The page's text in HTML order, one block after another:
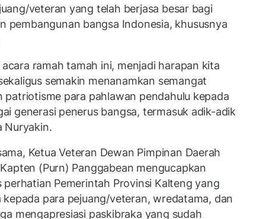
veteran yang telah berjasa besar bagi
pembangunan bangsa Indonesia, khususnya
acara ramah tamah ini, menjadi harapan kita
semakin menanamkan semangat
patriotisme para pahlawan pendahulu kepada
generasi penerus bangsa, termasuk adik-adik
Nuryakin.
Ketua Veteran Dewan Pimpinan Daerah
(Purn) Panggabean mengucapkan
perhatian Pemerintah Provinsi Kalteng yang
kepada para pejuang/veteran, wredatama, dan
mengapresiasi paskibraka yang sudah